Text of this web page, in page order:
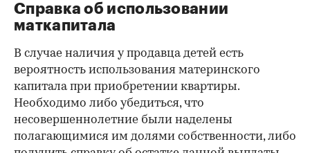
Справка об использовании
маткапитала
В случае наличия у продавца детей есть
вероятность использования материнского
капитала при приобретении квартиры.
Необходимо либо убедиться, что
несовершеннолетние были наделены
полагающимися им долями собственности, либо